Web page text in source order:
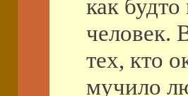
как
человек.
тех, кто
мучило